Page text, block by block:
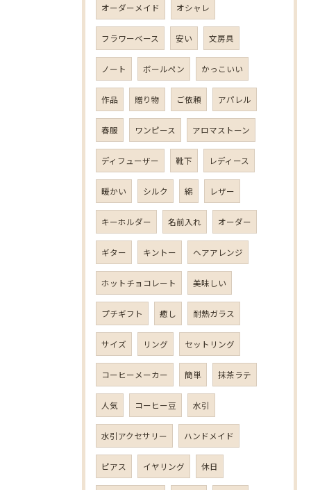
オーダーメイド オシャレ
フラワーベース 安い 文房具
ノート ボールペン かっこいい
作品 贈り物 ご依頼 アパレル
春服 ワンピース アロマストーン
ディフューザー 靴下 レディース
暖かい シルク 綿 レザー
キーホルダー 名前入れ オーダー
ギター キントー ヘアアレンジ
ホットチョコレート 美味しい
プチギフト 癒し 耐熱ガラス
サイズ リング セットリング
コーヒーメーカー 簡単 抹茶ラテ
人気 コーヒー豆 水引
水引アクセサリー ハンドメイド
ピアス イヤリング 休日